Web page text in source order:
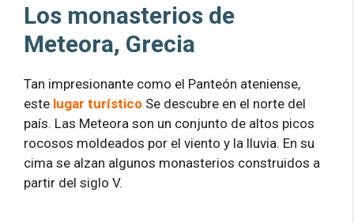
Los monasterios de
Meteora, Grecia
Tan impresionante como el Panteón ateniense,
este lugar turístico Se descubre en el norte del
país. Las Meteora son un conjunto de altos picos
rocosos moldeados por el viento y la lluvia. En su
cima se alzan algunos monasterios construidos a
partir del siglo V.